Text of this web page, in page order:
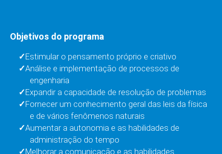
Objetivos do programa
Estimular o pensamento próprio e criativo
Análise e implementação de processos de
engenharia
Expandir a capacidade de resolução de problemas
Fornecer um conhecimento geral das leis da física
e de vários fenômenos naturais
Aumentar a autonomia e as habilidades de
administração do tempo
Melhorar a comunicação e as habilidades